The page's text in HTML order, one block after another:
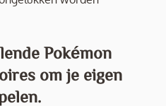
Pokémon
om je eigen